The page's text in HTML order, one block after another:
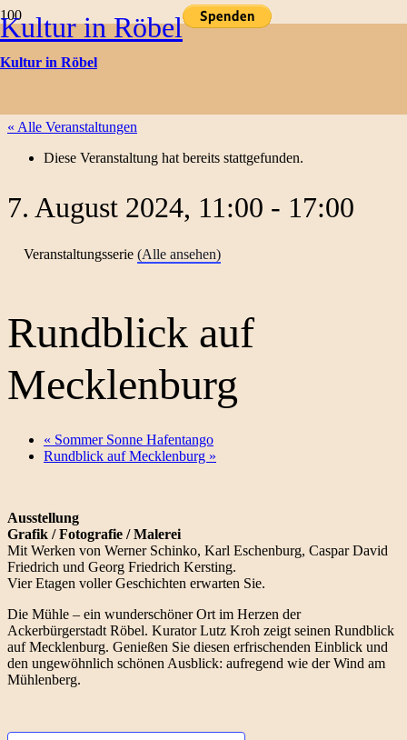
Kultur in Röbel
Kultur in Röbel
Kulturtermine
« Alle Veranstaltungen
Diese Veranstaltung hat bereits stattgefunden.
7. August 2024, 11:00 - 17:00
Veranstaltungsserie (Alle ansehen)
Rundblick auf
Mecklenburg
« Sommer Sonne Hafentango
Rundblick auf Mecklenburg »
Ausstellung
Grafik / Fotografie / Malerei
Mit Werken von Werner Schinko, Karl Eschenburg, Caspar David
Friedrich und Georg Friedrich Kersting.
Vier Etagen voller Geschichten erwarten Sie.
Die Mühle – ein wunderschöner Ort im Herzen der
Ackerbürgerstadt Röbel. Kurator Lutz Kroh zeigt seinen Rundblick
auf Mecklenburg. Genießen Sie diesen erfrischenden Einblick und
den ungewöhnlich schönen Ausblick: aufregend wie der Wind am
Mühlenberg.